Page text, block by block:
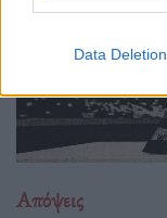
Data Deletion
Απόψεις